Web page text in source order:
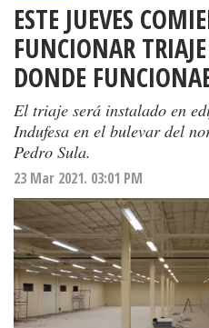
ESTE JUEVES
FUNCIONAR
DONDE
El triaje será instalado en
Indufesa en el bulevar del
Pedro Sula.
23 Mar 2021. 03:01 PM